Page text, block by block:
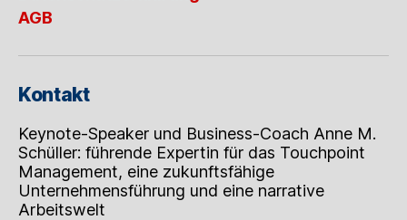
AGB
Kontakt
Keynote-Speaker und Business-Coach Anne M.
Schüller: führende Expertin für das Touchpoint
Management, eine zukunftsfähige
Unternehmensführung und eine narrative
Arbeitswelt